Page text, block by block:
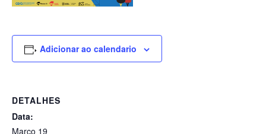
Adicionar ao calendario
DETALHES
Data:
Março 19